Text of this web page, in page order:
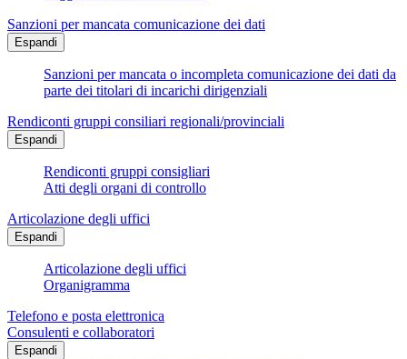
Sanzioni per mancata comunicazione dei dati
Espandi
Sanzioni per mancata o incompleta comunicazione dei dati da
parte dei titolari di incarichi dirigenziali
Rendiconti gruppi consiliari regionali/provinciali
Espandi
Rendiconti gruppi consigliari
Atti degli organi di controllo
Articolazione degli uffici
Espandi
Articolazione degli uffici
Organigramma
Telefono e posta elettronica
Consulenti e collaboratori
Espandi